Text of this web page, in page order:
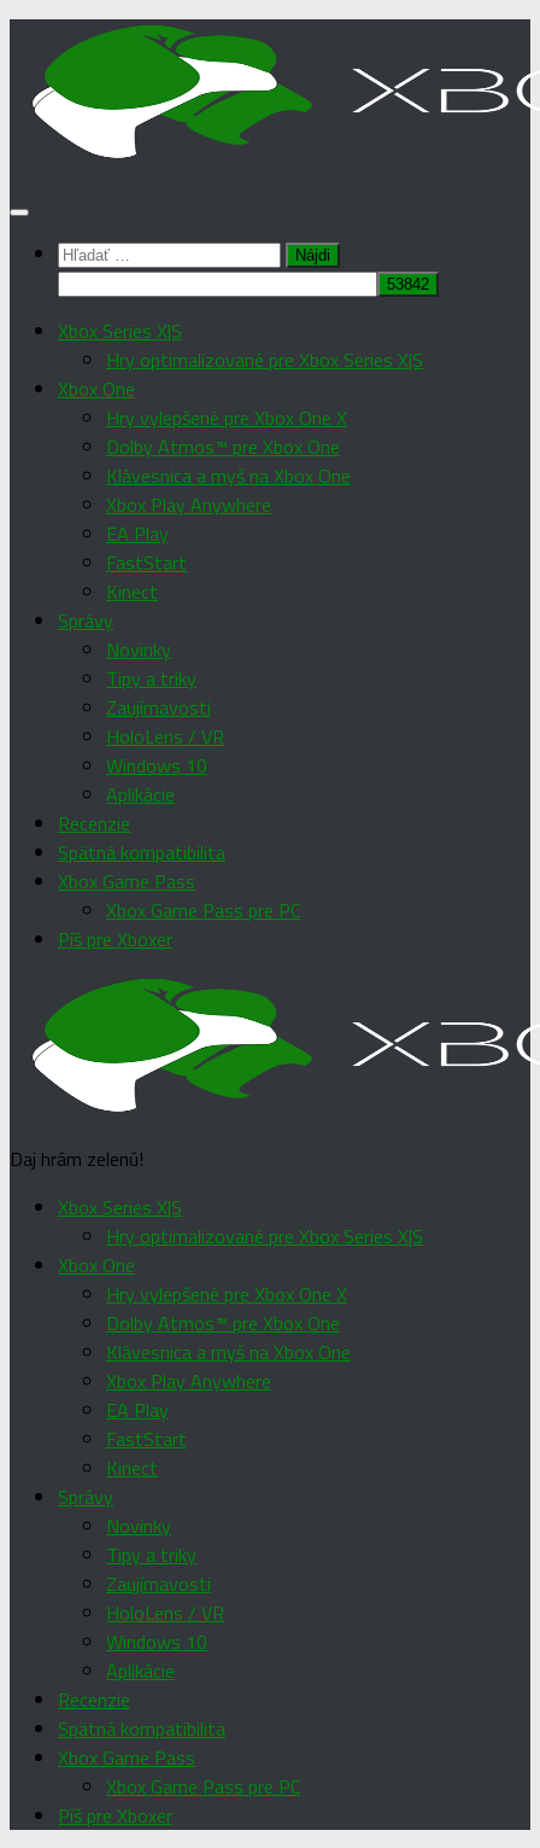
Preskočiť
obsah
Hľadať:
Xbox Series X|S
Hry optimalizované pre Xbox Series X|S
Xbox One
Hry vylepšené pre Xbox One X
Dolby Atmos™ pre Xbox One
Klávesnica a myš na Xbox One
Xbox Play Anywhere
EA Play
FastStart
Kinect
Správy
Novinky
Tipy a triky
Zaujímavosti
HoloLens / VR
Windows 10
Aplikácie
Recenzie
Spätná kompatibilita
Xbox Game Pass
Xbox Game Pass pre PC
Píš pre Xboxer
Daj hrám zelenú!
Xbox Series X|S
Hry optimalizované pre Xbox Series X|S
Xbox One
Hry vylepšené pre Xbox One X
Dolby Atmos™ pre Xbox One
Klávesnica a myš na Xbox One
Xbox Play Anywhere
EA Play
FastStart
Kinect
Správy
Novinky
Tipy a triky
Zaujímavosti
HoloLens / VR
Windows 10
Aplikácie
Recenzie
Spätná kompatibilita
Xbox Game Pass
Xbox Game Pass pre PC
Píš pre Xboxer